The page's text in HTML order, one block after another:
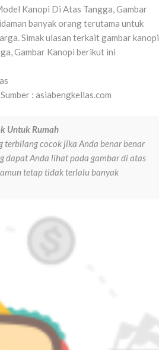
Kanopi Di Atas Tangga, Gambar
banyak orang terutama untuk
Simak ulasan terkait gambar kanopi
Gambar Kanopi berikut ini
: asiabengkellas.com
Untuk Rumah
terbilang cocok jika Anda benar benar
dapat Anda lihat pada gambar di atas
tetap tidak terlalu banyak